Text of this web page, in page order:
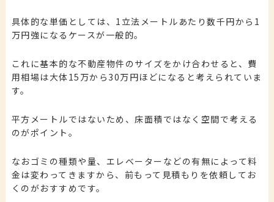
具体的な単価としては、1立法メートルあたり数千円から1
万円強になるケースが一般的。
これに基本的な不動産物件のサイズをかけ合わせると、費
用相場は大体15万から30万円ほどになると考えられていま
す。
平方メートルではないため、床面積ではなく空間で考える
のがポイント。
なおゴミの種類や量、エレベーターなどの有無によって料
金は変わってきますから、前もって見積もりを依頼してお
くのがおすすめです。